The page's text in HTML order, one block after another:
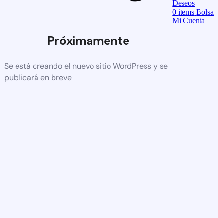
Próximamente
Se está creando el nuevo sitio WordPress y se
publicará en breve
Deseos
0items Bolsa
Mi Cuenta